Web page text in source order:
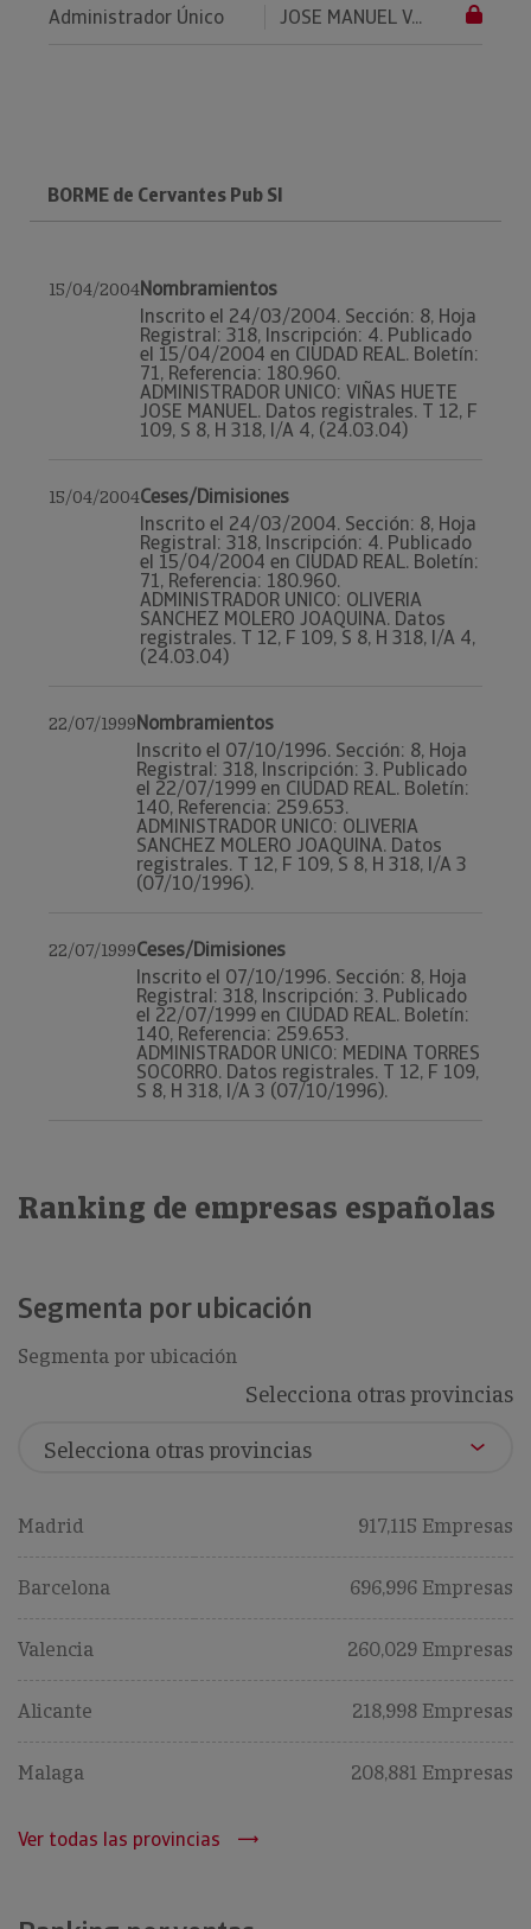
Administrador Único JOSE MANUEL V...
BORME de Cervantes Pub Sl
15/04/2004Nombramientos
Inscrito el 24/03/2004. Sección: 8, Hoja
Registral: 318, Inscripción: 4. Publicado
el 15/04/2004 en CIUDAD REAL. Boletín:
71, Referencia: 180.960.
ADMINISTRADOR UNICO: VIÑAS HUETE
JOSE MANUEL. Datos registrales. T 12, F
109, S 8, H 318, I/A 4, (24.03.04)
15/04/2004Ceses/Dimisiones
Inscrito el 24/03/2004. Sección: 8, Hoja
Registral: 318, Inscripción: 4. Publicado
el 15/04/2004 en CIUDAD REAL. Boletín:
71, Referencia: 180.960.
ADMINISTRADOR UNICO: OLIVERIA
SANCHEZ MOLERO JOAQUINA. Datos
registrales. T 12, F 109, S 8, H 318, I/A 4,
(24.03.04)
22/07/1999Nombramientos
Inscrito el 07/10/1996. Sección: 8, Hoja
Registral: 318, Inscripción: 3. Publicado
el 22/07/1999 en CIUDAD REAL. Boletín:
140, Referencia: 259.653.
ADMINISTRADOR UNICO: OLIVERIA
SANCHEZ MOLERO JOAQUINA. Datos
registrales. T 12, F 109, S 8, H 318, I/A 3
(07/10/1996).
22/07/1999Ceses/Dimisiones
Inscrito el 07/10/1996. Sección: 8, Hoja
Registral: 318, Inscripción: 3. Publicado
el 22/07/1999 en CIUDAD REAL. Boletín:
140, Referencia: 259.653.
ADMINISTRADOR UNICO: MEDINA TORRES
SOCORRO. Datos registrales. T 12, F 109,
S 8, H 318, I/A 3 (07/10/1996).
Ranking de empresas españolas
Segmenta por ubicación
Segmenta por ubicación
Selecciona otras provincias
Madrid 917,115 Empresas
Barcelona 696,996 Empresas
Valencia 260,029 Empresas
Alicante 218,998 Empresas
Malaga 208,881 Empresas
Ver todas las provincias